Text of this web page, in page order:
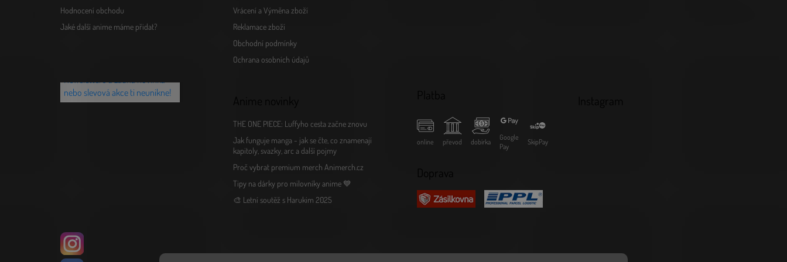
Hodnocení obchodu
Jaké další anime máme přidat?
Vrácení a Výměna zboží
Reklamace zboží
Obchodní podmínky
Ochrana osobních údajů
nebo slevová akce ti neunikne!
THE ONE PIECE: Luffyho cesta začne znovu
Jak funguje manga - jak se čte, co znamenají
kapitoly, svazky, arc a další pojmy
Proč vybrat premium merch Animerch.cz
Tipy na dárky pro milovníky anime 💙
🎨 Letní soutěž s Harukim 2025
online převod dobírka
Google
Pay
SkipPay